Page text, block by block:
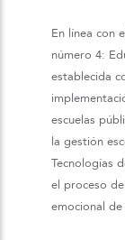
En línea con
número 4:
establecida
escuelas
la gestión
Tecnologías
el proceso
emocional